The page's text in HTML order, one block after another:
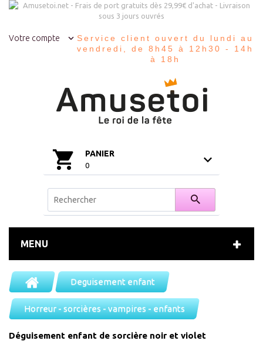
Votre compte
Service client ouvert du lundi au
vendredi, de 8h45 à 12h30 - 14h
à 18h
PANIER
0
MENU
Deguisement enfant
Horreur - sorcières - vampires - enfants
Déguisement enfant de sorcière noir et violet